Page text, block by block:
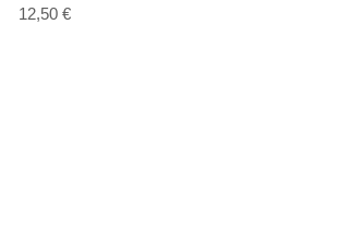
12,50 €